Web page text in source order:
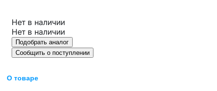
Нет в наличии
Нет в наличии
Подобрать аналог
Сообщить о поступлении
О товаре